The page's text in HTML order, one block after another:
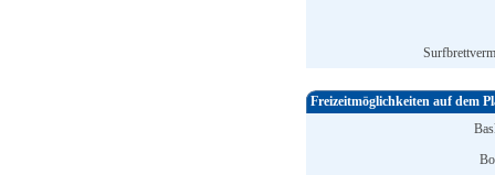
Freizeitmöglichkeiten auf dem